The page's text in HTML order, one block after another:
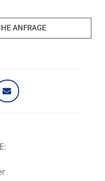
ANFRAGE